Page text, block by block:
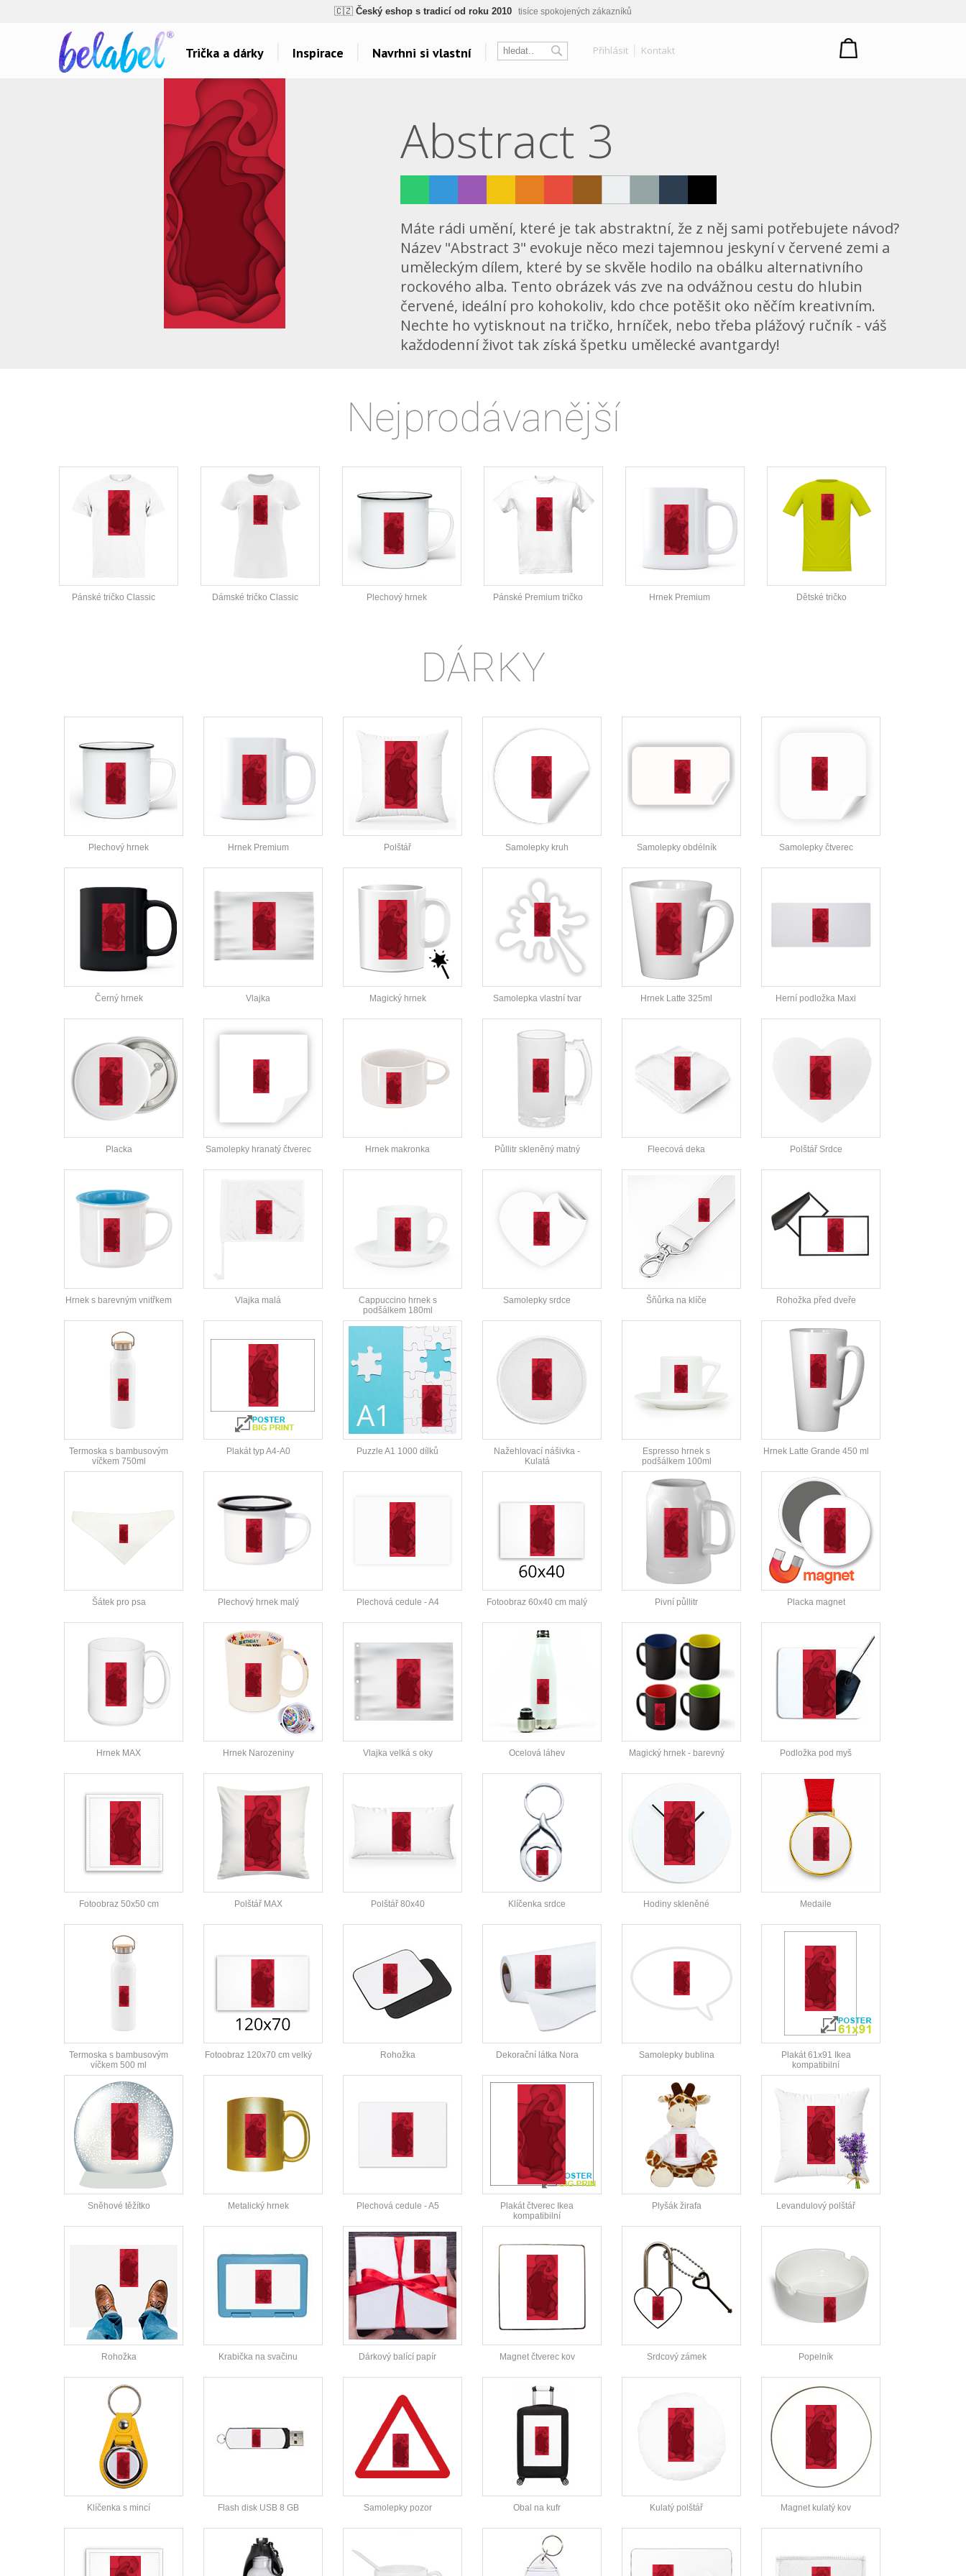
💡 Inovativní výroba vlastní vývoj, nejnovější technologie
Český eshop s tradicí od roku 2010 tisíce spokojených zákazníků
Trička a dárky Inspirace Navrhni si vlastní Přihlásit Kontakt
Dárky pro partnerku
Inspirace na potisk
Láska
Sport a auta
Dětské
Hlášky
Humor
Hudba & Film
Autorská grafika
Vše..
Grillování
Všechna témata..
Belabel na Facebooku
Galerie
Abstract 3
Máte rádi umění, které je tak abstraktní, že z něj sami potřebujete návod?
Název "Abstract 3" evokuje něco mezi tajemnou jeskyní v červené zemi a
uměleckým dílem, které by se skvěle hodilo na obálku alternativního
rockového alba. Tento obrázek vás zve na odvážnou cestu do hlubin
červené, ideální pro kohokoliv, kdo chce potěšit oko něčím kreativním.
Nechte ho vytisknout na tričko, hrníček, nebo třeba plážový ručník - váš
každodenní život tak získá špetku umělecké avantgardy!
Nejprodávanější
Pánské tričko Classic Dámské tričko Classic Plechový hrnek Pánské Premium tričko Hrnek Premium Dětské tričko
DÁRKY
Plechový hrnek Hrnek Premium Polštář Samolepky kruh Samolepky obdélník Samolepky čtverec
Černý hrnek Vlajka Magický hrnek Samolepka vlastní tvar Hrnek Latte 325ml Herní podložka Maxi
Placka Samolepky hranatý čtverec Hrnek makronka Půllitr skleněný matný Fleecová deka Polštář Srdce
Hrnek s barevným vnitřkem Vlajka malá
Cappuccino hrnek s
podšálkem 180ml
Samolepky srdce Šňůrka na klíče Rohožka před dveře
Termoska s bambusovým
víčkem 750ml
Plakát typ A4-A0 Puzzle A1 1000 dílků
Nažehlovací nášivka -
Kulatá
Espresso hrnek s
podšálkem 100ml
Hrnek Latte Grande 450 ml
Šátek pro psa Plechový hrnek malý Plechová cedule - A4 Fotoobraz 60x40 cm malý Pivní půllitr Placka magnet
Hrnek MAX Hrnek Narozeniny Vlajka velká s oky Ocelová láhev Magický hrnek - barevný Podložka pod myš
Fotoobraz 50x50 cm Polštář MAX Polštář 80x40 Klíčenka srdce Hodiny skleněné Medaile
Termoska s bambusovým
víčkem 500 ml
Fotoobraz 120x70 cm velký Rohožka Dekorační látka Nora Samolepky bublina
Plakát 61x91 Ikea
kompatibilní
Sněhové těžítko Metalický hrnek Plechová cedule - A5
Plakát čtverec Ikea
kompatibilní
Plyšák žirafa Levandulový polštář
Rohožka Krabička na svačinu Dárkový balící papír Magnet čtverec kov Srdcový zámek Popelník
Klíčenka s mincí Flash disk USB 8 GB Samolepky pozor Obal na kufr Kulatý polštář Magnet kulatý kov